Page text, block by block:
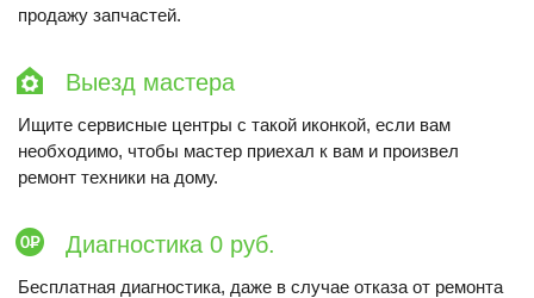
продажу запчастей.
Выезд мастера
Ищите сервисные центры с такой иконкой, если вам
необходимо, чтобы мастер приехал к вам и произвел
ремонт техники на дому.
Диагностика 0 руб.
Бесплатная диагностика, даже в случае отказа от ремонта